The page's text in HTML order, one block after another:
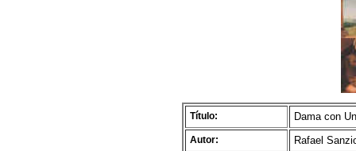
Título: Dama con
Autor: Rafael